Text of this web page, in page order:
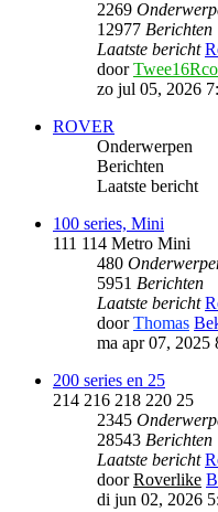
2269
12977 Berichten
Laatste bericht
door
zo jul 05, 2026
ROVER
Onderwerpen
Berichten
Laatste bericht
100 series, Mini
111 114 Metro Mini
480
5951 Berichten
Laatste bericht
doorThomas
ma apr 07, 2025
200 series en 25
214 216 218 220 25
2345
28543 Berichten
Laatste bericht
doorRoverlike
di jun 02, 2026